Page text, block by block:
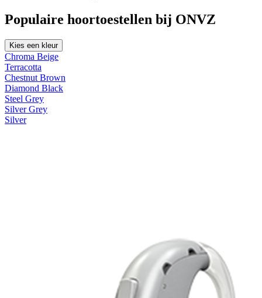
Populaire hoortoestellen bij ONVZ
Kies een kleur
Chroma Beige
Terracotta
Chestnut Brown
Diamond Black
Steel Grey
Silver Grey
Silver